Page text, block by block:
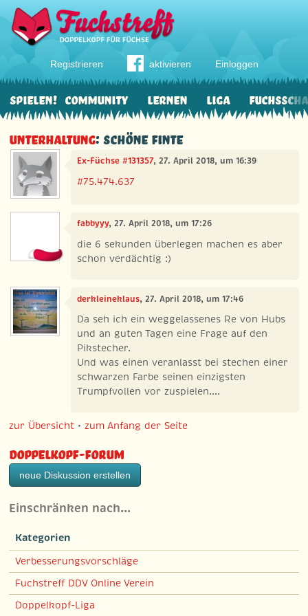
Registrieren aktivieren Einloggen
Community Lernen Liga
Spielen!
Unterhaltung: Schöne Finte
Ex-Füchse #131357, 27. April 2018, um 16:39
#75.474.637
fabbyyy, 27. April 2018, um 17:26
die 6 sekunden überlegen machen es aber
schon verdächtig :)
derkleineklaus, 27. April 2018, um 17:46
Da seh ich ein weggelassenes Re von Hubs
und an guten Tagen eine Frage auf den
Pikstecher.
Und was einen veranlasst bei stechen einer
schwarzen Farbe seinen einzigsten
Trumpfvollen vor zuspielen....
zur Übersicht •zum Anfang der Seite
Doppelkopf-Forum
neue Diskussion erstellen
Einschränken nach…
Kategorien
Verbesserungsvorschläge
Fuchstreff DDV Online Verein
Doppelkopf-Liga